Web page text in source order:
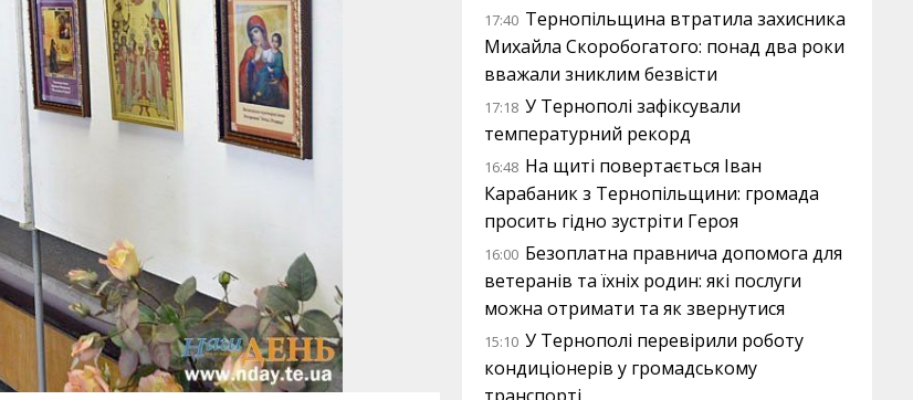
17:40 Тернопільщина втратила захисника
Михайла Скоробогатого: понад два роки
вважали зниклим безвісти
17:18 У Тернополі зафіксували
температурний рекорд
16:48 На щиті повертається Іван
Карабаник з Тернопільщини: громада
просить гідно зустріти Героя
16:00 Безоплатна правнича допомога для
ветеранів та їхніх родин: які послуги
можна отримати та як звернутися
15:10 У Тернополі перевірили роботу
кондиціонерів у громадському